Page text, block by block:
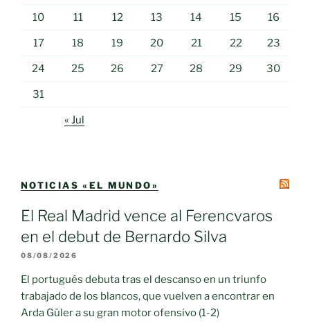
10 11 12 13 14 15 16
17 18 19 20 21 22 23
24 25 26 27 28 29 30
31
« Jul
NOTICIAS «EL MUNDO»
El Real Madrid vence al Ferencvaros
en el debut de Bernardo Silva
08/08/2026
El portugués debuta tras el descanso en un triunfo
trabajado de los blancos, que vuelven a encontrar en
Arda Güler a su gran motor ofensivo (1-2)